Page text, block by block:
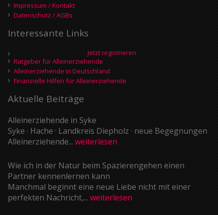
Impressum / Kontakt
Datenschutz / AGBs
Interessante Links
Jetzt registrieren
Ratgeber für Alleinerziehende
Alleinerziehende in Deutschland
Finanzielle Hilfen für Alleinerziehende
Aktuelle Beiträge
Alleinerziehende in Syke
Syke · Hache · Landkreis Diepholz · neue Begegnungen
Alleinerziehende... weiterlesen
Wie ich in der Natur beim Spazierengehen einen
Partner kennenlernen kann
Manchmal beginnt eine neue Liebe nicht mit einer
perfekten Nachricht,... weiterlesen